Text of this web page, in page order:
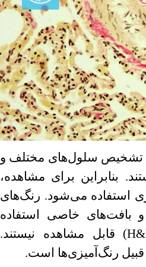
تشخیص سلول‌های مختلف و
بنابراین برای مشاهده،
استفاده می‌شود. رنگ‌های
بافت‌های خاصی استفاده
) قابل مشاهده نیستند.
قبیل رنگ‌آمیزی‌ها است.